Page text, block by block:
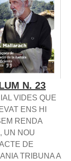
N. 23
VIDES QUE
ENS HI
RENDA
UN NOU
DE
TRIBUNA A